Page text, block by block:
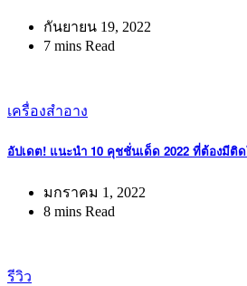
กันยายน 19, 2022
7 mins Read
เครื่องสำอาง
อัปเดต! แนะนำ 10 คุชชั่นเด็ด 2022 ที่ต้องมีติ
มกราคม 1, 2022
8 mins Read
รีวิว